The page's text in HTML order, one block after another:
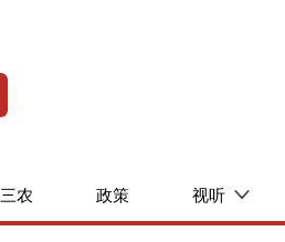
三农 政策 视听